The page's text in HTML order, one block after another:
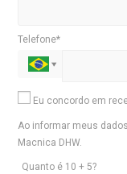
Telefone*
Eu concordo em
Ao informar meus
Macnica DHW.
Quanto é 10 + 5?